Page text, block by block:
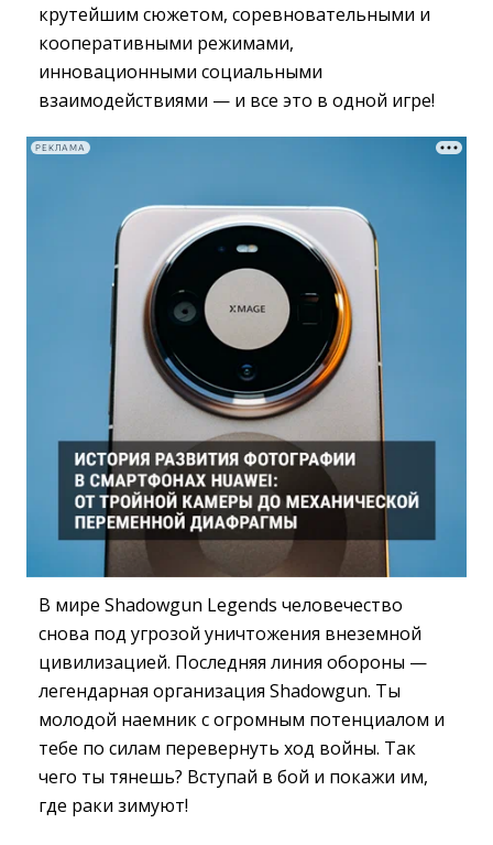
крутейшим сюжетом, соревновательными и
кооперативными режимами,
инновационными социальными
взаимодействиями — и все это в одной игре!
РЕКЛАМА
В мире Shadowgun Legends человечество
снова под угрозой уничтожения внеземной
цивилизацией. Последняя линия обороны —
легендарная организация Shadowgun. Ты
молодой наемник с огромным потенциалом и
тебе по силам перевернуть ход войны. Так
чего ты тянешь? Вступай в бой и покажи им,
где раки зимуют!